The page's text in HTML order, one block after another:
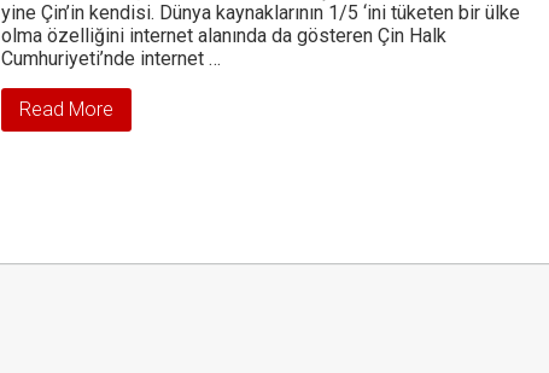
yine Çin’in kendisi. Dünya kaynaklarının 1/5 ‘ini tüketen bir ülke
olma özelliğini internet alanında da gösteren Çin Halk
Cumhuriyeti’nde internet …
Read More